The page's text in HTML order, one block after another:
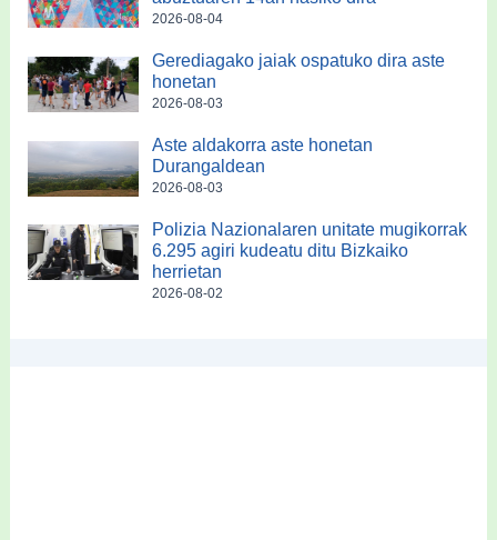
2026-08-04
Gerediagako jaiak ospatuko dira aste
honetan
2026-08-03
Aste aldakorra aste honetan
Durangaldean
2026-08-03
Polizia Nazionalaren unitate mugikorrak
6.295 agiri kudeatu ditu Bizkaiko
herrietan
2026-08-02